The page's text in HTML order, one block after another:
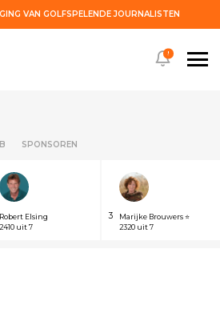
VAN GOLFSPELENDE JOURNALISTEN
SPONSOREN
Robert Elsing
2410 uit 7
3
Marijke Brouwers ⭐
2320 uit 7
!